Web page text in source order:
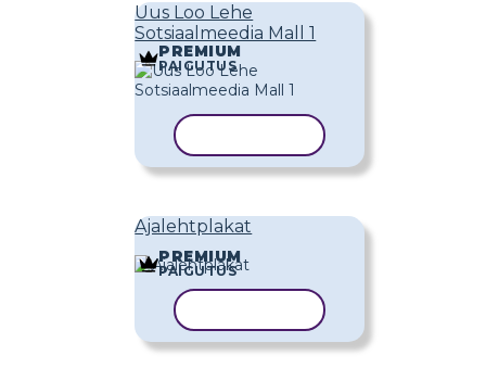
Uus Loo Lehe
Sotsiaalmeedia Mall 1
PREMIUM
PAIGUTUS
Ajalehtplakat
PREMIUM
PAIGUTUS